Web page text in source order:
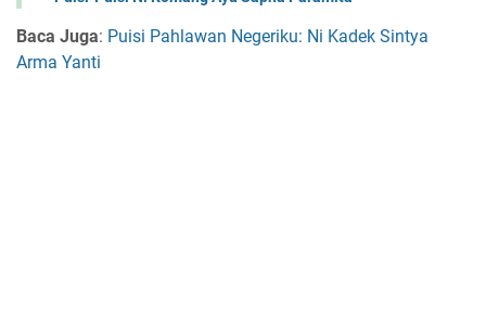
Baca Juga: Puisi Pahlawan Negeriku: Ni Kadek Sintya
Arma Yanti